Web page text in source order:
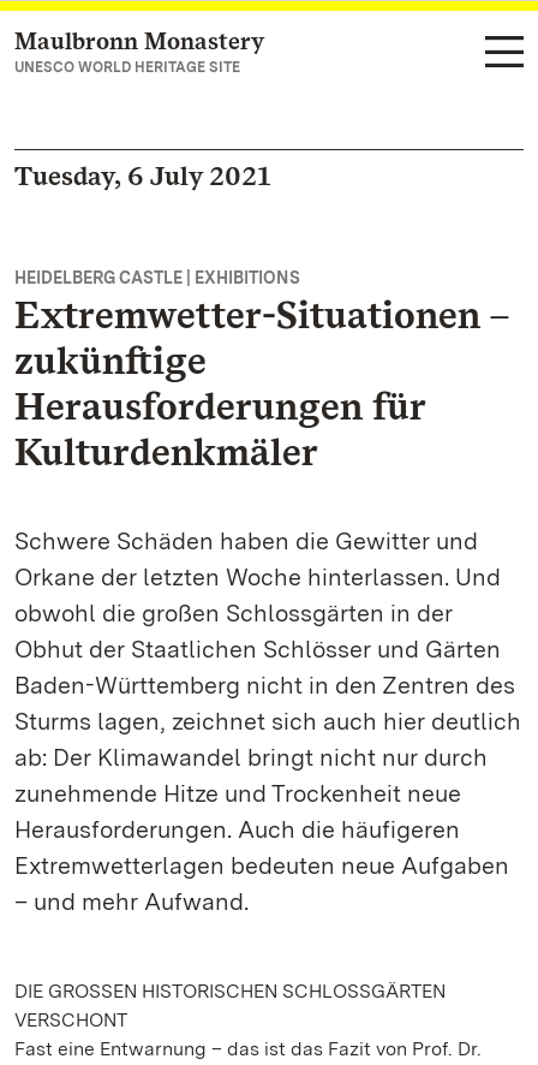
Navigate to main page
Maulbronn Monastery
UNESCO WORLD HERITAGE SITE
Tuesday, 6 July 2021
HEIDELBERG CASTLE | EXHIBITIONS
Extremwetter-Situationen –
zukünftige
Herausforderungen für
Kulturdenkmäler
Schwere Schäden haben die Gewitter und
Orkane der letzten Woche hinterlassen. Und
obwohl die großen Schlossgärten in der
Obhut der Staatlichen Schlösser und Gärten
Baden-Württemberg nicht in den Zentren des
Sturms lagen, zeichnet sich auch hier deutlich
ab: Der Klimawandel bringt nicht nur durch
zunehmende Hitze und Trockenheit neue
Herausforderungen. Auch die häufigeren
Extremwetterlagen bedeuten neue Aufgaben
– und mehr Aufwand.
DIE GROSSEN HISTORISCHEN SCHLOSSGÄRTEN
VERSCHONT
Fast eine Entwarnung – das ist das Fazit von Prof. Dr.